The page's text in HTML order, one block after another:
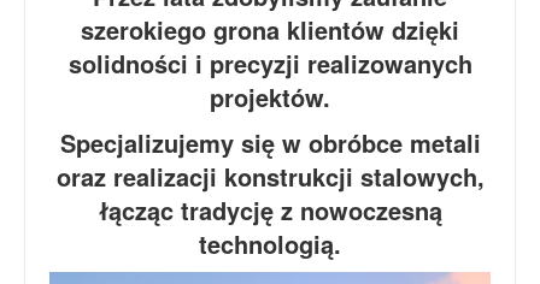
szerokiego grona klientów dzięki
solidności i precyzji realizowanych
projektów.
Specjalizujemy się w obróbce metali
oraz realizacji konstrukcji stalowych,
łącząc tradycję z nowoczesną
technologią.